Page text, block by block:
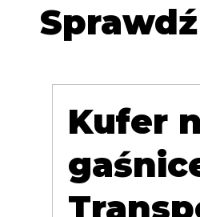
Kufer